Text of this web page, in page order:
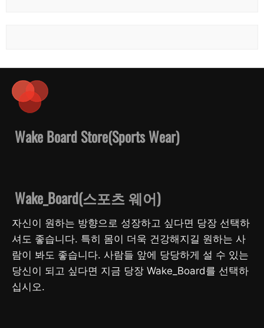
Wake Board Store(Sports Wear)
Wake_Board(스포츠 웨어)
자신이 원하는 방향으로 성장하고 싶다면 당장 선택하
셔도 좋습니다. 특히 몸이 더욱 건강해지길 원하는 사
람이 봐도 좋습니다. 사람들 앞에 당당하게 설 수 있는
당신이 되고 싶다면 지금 당장 Wake_Board를 선택하
십시오.